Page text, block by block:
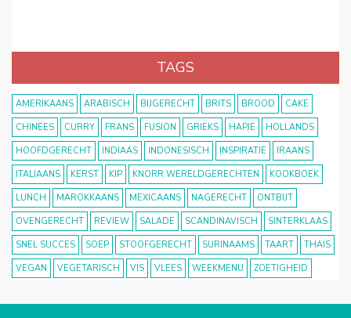
TAGS
AMERIKAANS ARABISCH BIJGERECHT BRITS BROOD
CAKE
CHINEES
CURRY FRANS FUSION GRIEKS HAPJE
HOLLANDS
HOOFDGERECHT
INDIAAS INDONESISCH INSPIRATIE
IRAANS
ITALIAANS
KERST KIP KNORR WERELDGERECHTEN
KOOKBOEK
LUNCH
MAROKKAANS MEXICAANS NAGERECHT
ONTBIJT
OVENGERECHT
REVIEW SALADE SCANDINAVISCH
SINTERKLAAS
SNEL SUCCES
SOEP STOOFGERECHT SURINAAMS TAART
THAIS
VEGAN
VEGETARISCH VIS VLEES WEEKMENU ZOETIGHEID